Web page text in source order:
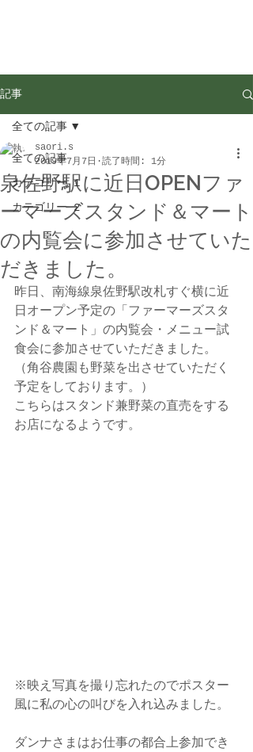
記事
全ての記事
カテゴリー 1
カテゴリー 2
全ての記事
泉佐野駅に近日OPENファ
ーマーズスタンド＆マート
の内覧会に参加させていた
だきました。
saori.s
2019年7月7日
読了時間: 1分
昨日、南海線泉佐野駅改札すぐ横に近
日オープン予定の「ファーマーズスタ
ンド＆マート」の内覧会・メニュー試
食会に参加させていただきました。
（角谷農園も野菜を出させていただく
予定をしております。）
こちらはスタンド兼野菜の直売をする
お店になるようです。
※映え写真を撮り忘れたのでポスター
風に私の心の叫びを入れ込みました。
ダンナさまはお仕事の都合上参加でき